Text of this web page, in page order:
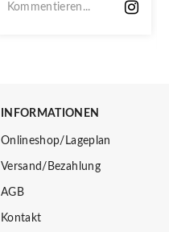
Kommentieren...
INFORMATIONEN
Onlineshop/Lageplan
Versand/Bezahlung
AGB
Kontakt